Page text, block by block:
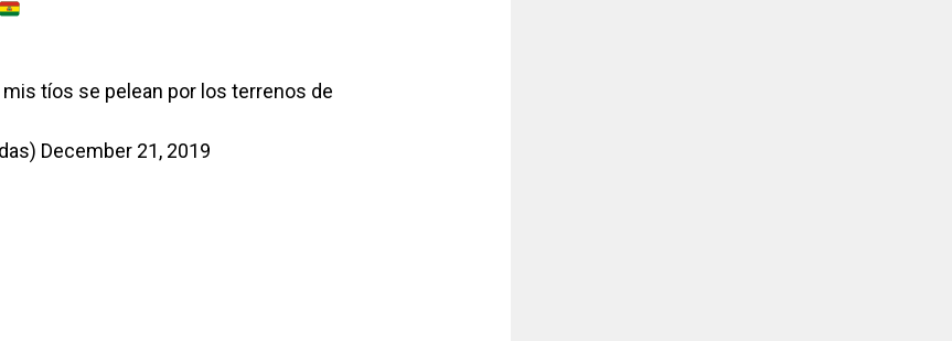
tíos se pelean por los terrenos de
December 21, 2019